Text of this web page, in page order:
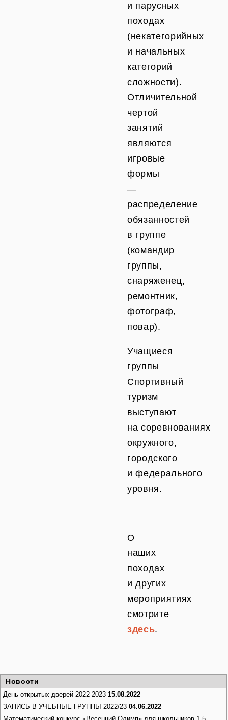
и парусных
походах
(некатегорийных
и начальных
категорий
сложности).
Отличительной
чертой
занятий
являются
игровые
формы
—
распределение
обязанностей
в группе
(командир
группы,
снаряженец,
ремонтник,
фотограф,
повар).
Учащиеся
группы
Спортивный
туризм
выступают
на соревнованиях
окружного,
городского
и федерального
уровня.
О
наших
походах
и других
мероприятиях
смотрите
здесь.
Новости
День открытых дверей 2022-2023 15.08.2022
ЗАПИСЬ В УЧЕБНЫЕ ГРУППЫ 2022/23 04.06.2022